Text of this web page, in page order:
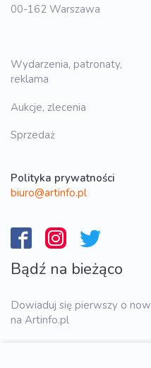
00-162 Warszawa
Wydarzenia, patronaty,
reklama
Aukcje, zlecenia
Sprzedaż
Polityka prywatności
biuro@artinfo.pl
Bądź na bieżąco
Dowiaduj się pierwszy o
na Artinfo.pl